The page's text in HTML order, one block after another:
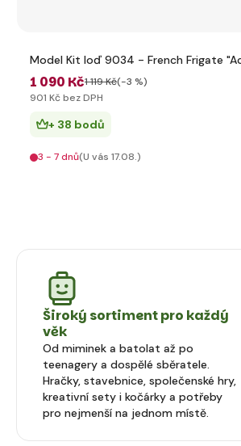
Model Kit loď 9034 - French Frigate
1 090 Kč1 119 Kč(-3 %)
901 Kč bez DPH
+ 38 bodů
3 - 7 dnů(U vás 17.08.)
Široký sortiment pro každý
věk
Od miminek a batolat až po
teenagery a dospělé sběratele.
Hračky, stavebnice, společenské hry,
kreativní sety i kočárky a potřeby
pro nejmenší na jednom místě.